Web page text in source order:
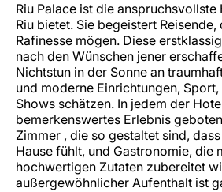
Riu Palace ist die
Riu bietet. Sie begeistert
Rafinesse mögen. Diese
nach den Wünschen jener
Nichtstun in der Sonne an
und moderne Einrichtungen,
Shows schätzen. In jedem der
bemerkenswertes Erlebnis
Zimmer , die so gestaltet sind,
Hause fühlt, und Gastronomie, die
hochwertigen Zutaten zubereitet
außergewöhnlicher Aufenthalt ist